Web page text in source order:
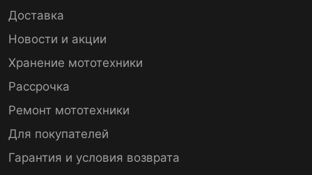
Доставка
Новости и акции
Хранение мототехники
Рассрочка
Ремонт мототехники
Для покупателей
Гарантия и условия возврата